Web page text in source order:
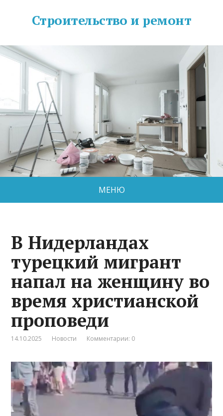
Строительство и ремонт
МЕНЮ
В Нидерландах
турецкий мигрант
напал на женщину во
время христианской
проповеди
14.10.2025 Новости Комментарии: 0